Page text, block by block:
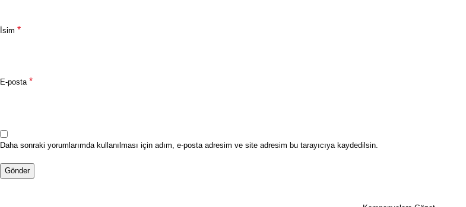
İsim *
E-posta *
Daha sonraki yorumlarımda kullanılması için adım, e-posta adresim ve site adresim bu tarayıcıya kaydedilsin.